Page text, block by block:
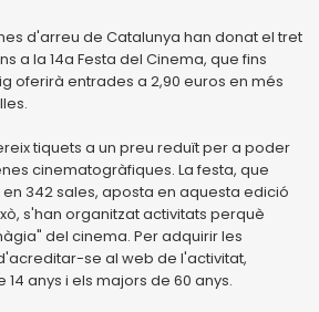
d'arreu de Catalunya han donat el tret
a la 14a Festa del Cinema, que fins
oferirà entrades a 2,90 euros en més
tiquets a un preu reduït per a poder
cinematogràfiques. La festa, que
342 sales, aposta en aquesta edició
s'han organitzat activitats perquè
del cinema. Per adquirir les
se al web de l'activitat,
anys i els majors de 60 anys.